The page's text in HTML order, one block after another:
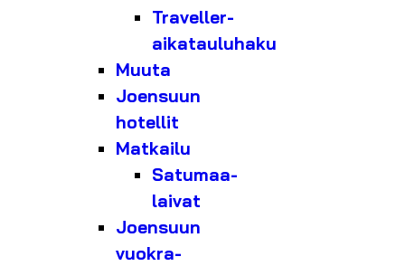
Traveller-
aikatauluhaku
Muuta
Joensuun
hotellit
Matkailu
Satumaa-
laivat
Joensuun
vuokra-